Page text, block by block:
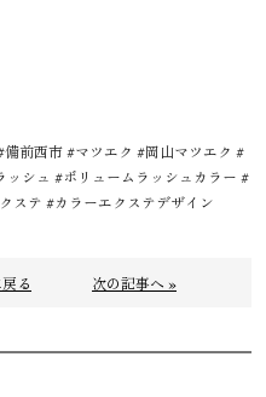
前西市 #マツエク #岡山マツエク #
シュ #ボリュームラッシュカラー #
ステ #カラーエクステデザイン
る 次の記事へ »